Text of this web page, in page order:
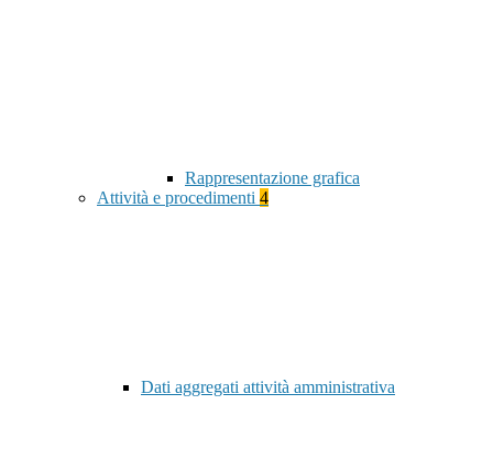
Rappresentazione grafica
Attività e procedimenti 4
Dati aggregati attività amministrativa